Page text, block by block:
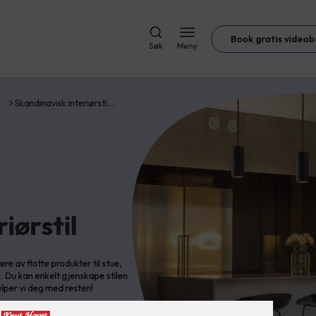
Søk Meny
Book gratis
Skandinavisk interiørsti…
av flotte produkter til stue,
Du kan enkelt gjenskape stilen
vi deg med resten!